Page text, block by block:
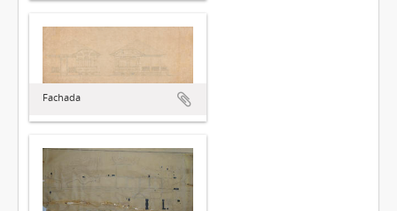
Fachada